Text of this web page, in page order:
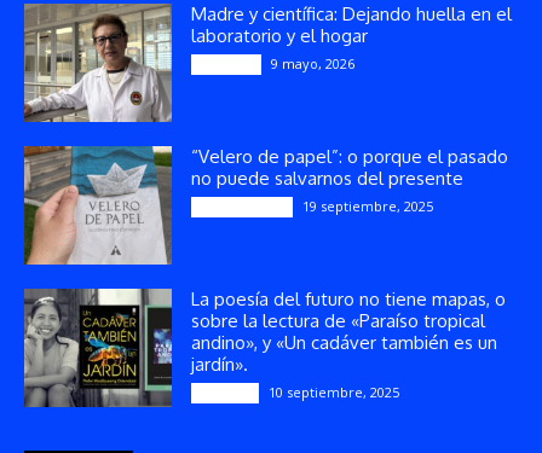
Madre y científica: Dejando huella en el
laboratorio y el hogar
9 mayo, 2026
“Velero de papel”: o porque el pasado
no puede salvarnos del presente
19 septiembre, 2025
La poesía del futuro no tiene mapas, o
sobre la lectura de «Paraíso tropical
andino», y «Un cadáver también es un
jardín».
10 septiembre, 2025